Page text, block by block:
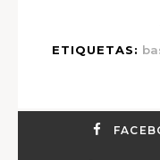
ETIQUETAS: